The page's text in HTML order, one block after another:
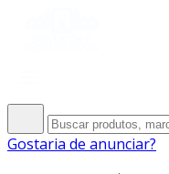
Gostaria de anunciar?